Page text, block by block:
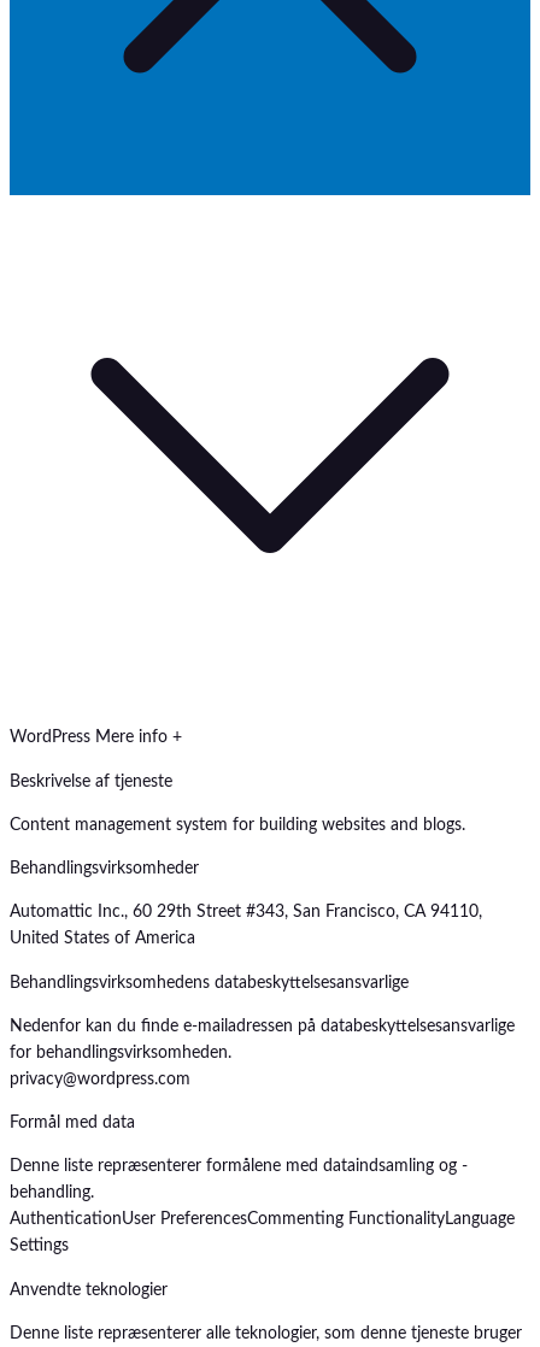
WordPress Mere info +
Beskrivelse af tjeneste
Content management system for building websites and blogs.
Behandlingsvirksomheder
Automattic Inc., 60 29th Street #343, San Francisco, CA 94110,
United States of America
Behandlingsvirksomhedens databeskyttelsesansvarlige
Nedenfor kan du finde e-mailadressen på databeskyttelsesansvarlige
for behandlingsvirksomheden.
privacy@wordpress.com
Formål med data
Denne liste repræsenterer formålene med dataindsamling og -
behandling.
AuthenticationUser PreferencesCommenting FunctionalityLanguage
Settings
Anvendte teknologier
Denne liste repræsenterer alle teknologier, som denne tjeneste bruger